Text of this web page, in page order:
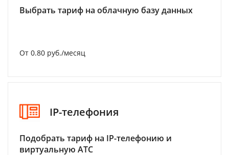
Выбрать тариф на облачную базу данных
От 0.80 руб./месяц
IP-телефония
Подобрать тариф на IP-телефонию и
виртуальную АТС